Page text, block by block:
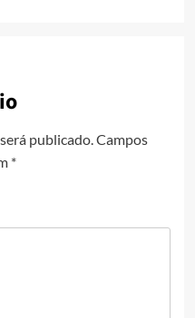
publicado.Campos
*